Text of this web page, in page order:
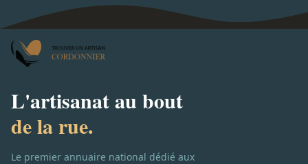
L'artisanat au bout
de la rue.
Le premier annuaire national dédié aux